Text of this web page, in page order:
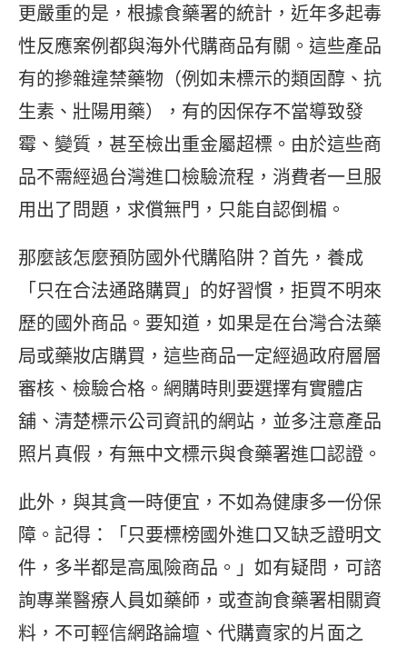
更嚴重的是，根據食藥署的統計，近年多起毒
性反應案例都與海外代購商品有關。這些產品
有的摻雜違禁藥物（例如未標示的類固醇、抗
生素、壯陽用藥），有的因保存不當導致發
霉、變質，甚至檢出重金屬超標。由於這些商
品不需經過台灣進口檢驗流程，消費者一旦服
用出了問題，求償無門，只能自認倒楣。
那麼該怎麼預防國外代購陷阱？首先，養成
「只在合法通路購買」的好習慣，拒買不明來
歷的國外商品。要知道，如果是在台灣合法藥
局或藥妝店購買，這些商品一定經過政府層層
審核、檢驗合格。網購時則要選擇有實體店
舖、清楚標示公司資訊的網站，並多注意產品
照片真假，有無中文標示與食藥署進口認證。
此外，與其貪一時便宜，不如為健康多一份保
障。記得：「只要標榜國外進口又缺乏證明文
件，多半都是高風險商品。」如有疑問，可諮
詢專業醫療人員如藥師，或查詢食藥署相關資
料，不可輕信網路論壇、代購賣家的片面之